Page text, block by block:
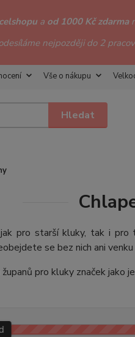
a od 1000 Kč zdarma
nejpozději do 2
Vše o nákupu
Hledat
jak pro starší kluky, tak i
se bez nich ani
pro kluky značek jako